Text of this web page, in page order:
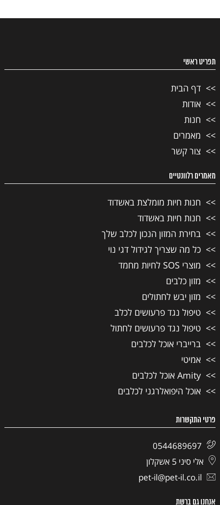
תפריט ראשי
דף הבית
אודות
חנות
מאמרים
צור קשר
מאמרים רלוונטיים
חנות חיות מומלצת באשדוד
חנות חיות באשדוד
בחירת המזון הנכון לכלב שלך
כל מה שצריך לגידול דגי נוי
מוצרי SOS לחיות מחמד
מזון כלבים
מזון יבש לחתולים
טיפול נגד פרעושים לכלב
טיפול נגד פרעושים לחתול
ברייברי אוכל לכלבים
אמיטי
Amity אוכל לכלבים
אוכל היפואלרגני לכלבים
פרטי התקשרות
0544689697
אלי סיני 5 אשקלון
pet-il@pet-il.co.il
אנחנו גם ברשת